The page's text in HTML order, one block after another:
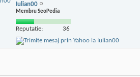
Iulian00
Membru SeoPedia
Reputatie: 36